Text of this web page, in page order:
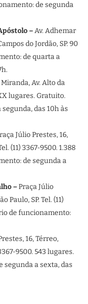
de segunda
–Av. Adhemar
do Jordão, SP. 90
de quarta a
Av. Alto da
lugares. Gratuito.
das 10h às
Júlio Prestes, 16,
(11) 3367-9500. 1.388
de segunda a
–Praça Júlio
Paulo, SP. Tel. (11)
de funcionamento:
16, Térreo,
9500. 543 lugares.
a sexta, das